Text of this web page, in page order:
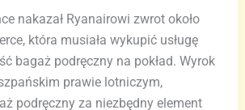
nakazał Ryanairowi zwrot około
która musiała wykupić usługę
bagaż podręczny na pokład. Wyrok
prawie lotniczym,
podręczny za niezbędny element